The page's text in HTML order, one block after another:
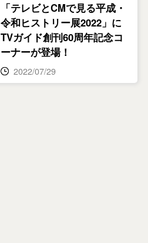
「テレビとCMで見る平成・
令和ヒストリー展2022」に
TVガイド創刊60周年記念コ
ーナーが登場！
2022/07/29